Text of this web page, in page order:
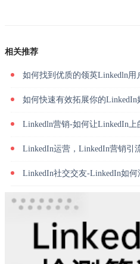
相关推荐
如何找到优质的领英Linkedln用
如何快速有效拓展你的LinkedIn
Linkedln营销-如何让LinkedIn上
LinkedIn运营，LinkedIn营销引
LinkedIn社交交友-LinkedIn如